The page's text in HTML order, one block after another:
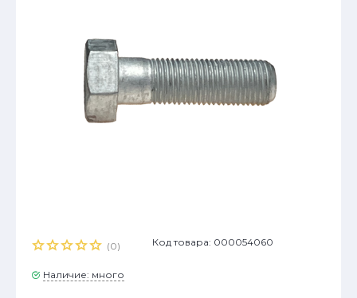
(0) Код товара: 000054060
Наличие: много